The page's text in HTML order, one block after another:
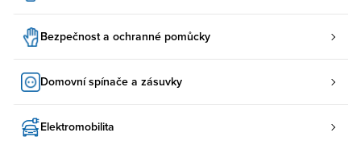
Bezpečnost a ochranné pomůcky
Domovní spínače a zásuvky
Elektromobilita